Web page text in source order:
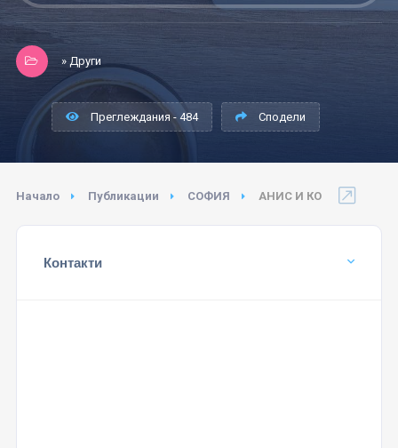
» Други
Преглеждания - 484 Сподели
Начало Публикации СОФИЯ АНИС И КО
Контакти